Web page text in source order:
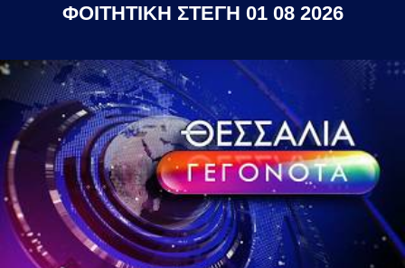
ΦΟΙΤΗΤΙΚΗ ΣΤΕΓΗ 01 08 2026